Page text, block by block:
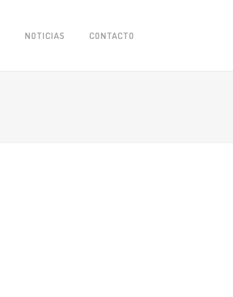
NOTICIAS CONTACTO